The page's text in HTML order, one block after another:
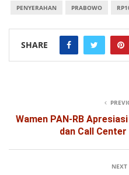
PENYERAHAN PRABOWO
SHARE
Wamen PAN-RB
dan Call
NEXT